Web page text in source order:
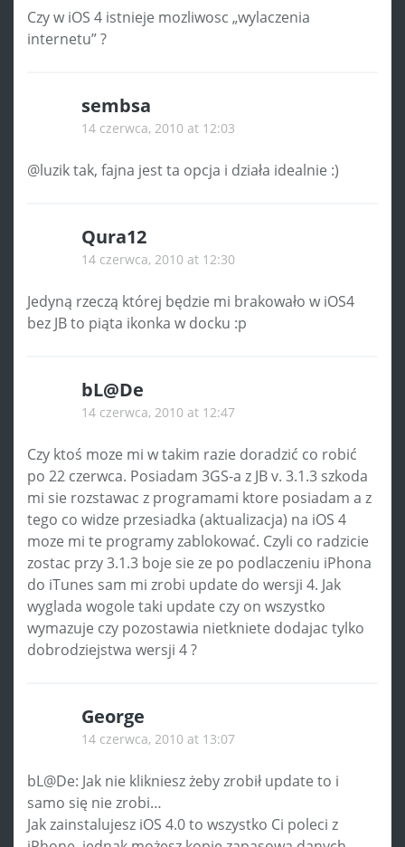
Czy w iOS 4 istnieje mozliwosc „wylaczenia
internetu” ?
sembsa
14 czerwca, 2010 at 12:03
@luzik tak, fajna jest ta opcja i działa idealnie :)
Qura12
14 czerwca, 2010 at 12:30
Jedyną rzeczą której będzie mi brakowało w iOS4
bez JB to piąta ikonka w docku :p
bL@De
14 czerwca, 2010 at 12:47
Czy ktoś moze mi w takim razie doradzić co robić
po 22 czerwca. Posiadam 3GS-a z JB v. 3.1.3 szkoda
mi sie rozstawac z programami ktore posiadam a z
tego co widze przesiadka (aktualizacja) na iOS 4
moze mi te programy zablokować. Czyli co radzicie
zostac przy 3.1.3 boje sie ze po podlaczeniu iPhona
do iTunes sam mi zrobi update do wersji 4. Jak
wyglada wogole taki update czy on wszystko
wymazuje czy pozostawia nietkniete dodajac tylko
dobrodziejstwa wersji 4 ?
George
14 czerwca, 2010 at 13:07
bL@De: Jak nie klikniesz żeby zrobił update to i
samo się nie zrobi…
Jak zainstalujesz iOS 4.0 to wszystko Ci poleci z